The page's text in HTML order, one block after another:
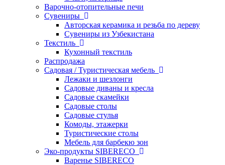
Варочно-отопительные печи
Сувениры
Авторская керамика и резьба по дереву
Сувениры из Узбекистана
Текстиль
Кухонный текстиль
Распродажа
Садовая / Туристическая мебель
Лежаки и шезлонги
Садовые диваны и кресла
Садовые скамейки
Садовые столы
Садовые стулья
Комоды, этажерки
Туристические столы
Мебель для барбекю зон
Эко-продукты SIBERECO
Варенье SIBERECO